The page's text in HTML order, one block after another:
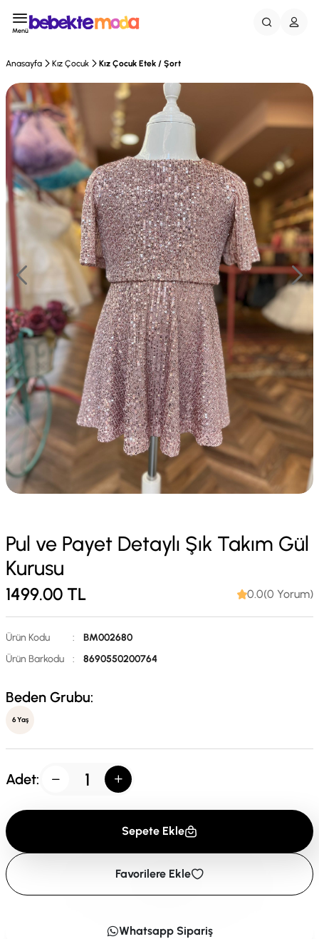
Menü
Anasayfa Kız Çocuk Kız Çocuk Etek / Şort
Pul ve Payet Detaylı Şık Takım Gül
Kurusu
1499.00 TL 0.0(0 Yorum)
Ürün Kodu :
BM002680
Ürün Barkodu
: 8690550200764
Beden Grubu:
6 Yaş
Adet:
Sepete Ekle
Favorilere Ekle
Whatsapp Sipariş